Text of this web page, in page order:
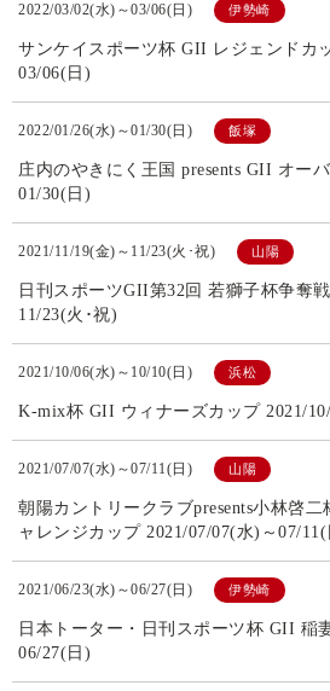
2022/03/02(水)～03/06(日) 伊勢崎
サンケイスポーツ杯 GII レジェンドカ
03/06(日)
2022/01/26(水)～01/30(日) 飯塚
庄内のやきにく王国 presents GII オー
01/30(日)
2021/11/19(金)～11/23(火･祝) 山陽
日刊スポーツGII第32回 若獅子杯争奪
11/23(火･祝)
2021/10/06(水)～10/10(日) 浜松
K-mix杯 GII ウィナーズカップ 2021/
2021/07/07(水)～07/11(日) 山陽
朝陽カントリークラブpresents小林啓
ャレンジカップ 2021/07/07(水)～07/11(
2021/06/23(水)～06/27(日) 伊勢崎
日本トーター・日刊スポーツ杯 GII 稲
06/27(日)